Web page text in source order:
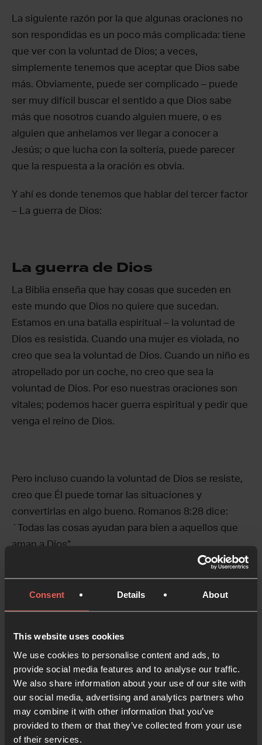
Consent Details About
This website uses cookies
We use cookies to personalise content and ads, to
provide social media features and to analyse our traffic.
We also share information about your use of our site with
our social media, advertising and analytics partners who
may combine it with other information that you’ve
provided to them or that they’ve collected from your use
of their services.
La siguiente razón por la que algunas oraciones no
son respondidas es un poco más complicada: tiene
que ver con la voluntad de Dios; a veces,
simplemente tenemos que aceptar que Dios sabe
más. Obviamente, puede ser complicado – puede
ser muy difícil buscar el sentido a que Dios sabe
más que nosotros cuando alguien muere, o es
alguien que anhelamos ver llegar a conocer a
Jesús; o que lucha con la soltería, puede parecer
que la respuesta a la oración es obvia.
Y ahí es donde tenemos que hablar del tercer factor
– La guerra de Dios:
La guerra de Dios
La Biblia enseña que hay cosas que suceden en
este mundo que Dios no quiere que sucedan.
Estamos en una batalla espiritual – la voluntad de
Dios es resistida. Cuando una mujer es violada, no
creo que sea la voluntad de Dios. Cuando un niño es
atropellado por un coche, no creo que sea la
voluntad de Dios. Por eso nuestras oraciones son
vitales; podemos hacer guerra espiritual y pedir que
venga el reino de Dios.
Pero incluso cuando la voluntad de Dios se resiste,
creo que Él puede tomar las situaciones y
convertirlas en algo bueno. Romanos 8:28 dice:
`Todas las cosas ayudan para bien a aquellos que
aman a Dios”.
Pero tenemos que recordar que el hecho de que tus
nunca te abandonaré». El silencio de Dios no es lo
mismo que su ausencia.
Y esta es la buena noticia que tenemos en Jesús:
que está siempre con nosotros. E incluso cuando no
entendemos, podemos confiar. Aunque tengamos
una oración sin respuesta, podemos seguir